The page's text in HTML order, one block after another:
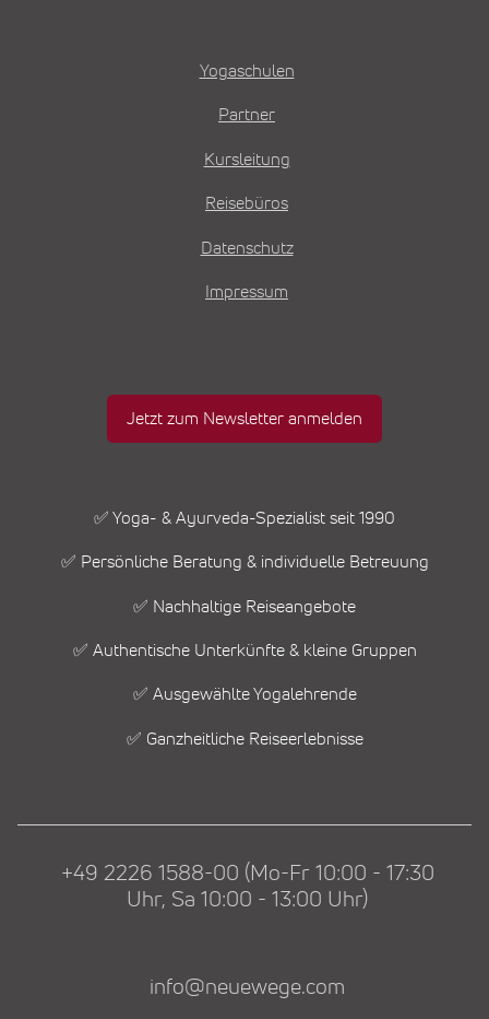
Yogaschulen
Partner
Kursleitung
Reisebüros
Datenschutz
Impressum
Jetzt zum Newsletter anmelden
✅ Yoga- & Ayurveda-Spezialist seit 1990
✅ Persönliche Beratung & individuelle Betreuung
✅ Nachhaltige Reiseangebote
✅ Authentische Unterkünfte & kleine Gruppen
✅ Ausgewählte Yogalehrende
✅ Ganzheitliche Reiseerlebnisse
+49 2226 1588-00 (Mo-Fr 10:00 - 17:30
Uhr, Sa 10:00 - 13:00 Uhr)
info@neuewege.com